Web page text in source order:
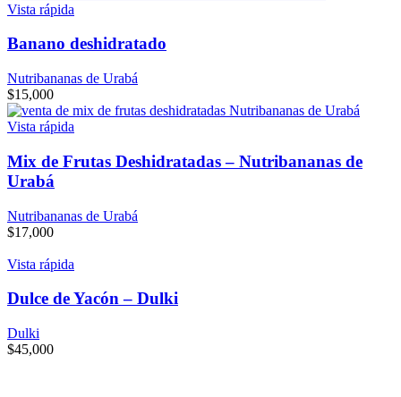
Vista rápida
Banano deshidratado
Nutribananas de Urabá
$15,000
Vista rápida
Mix de Frutas Deshidratadas – Nutribananas de
Urabá
Nutribananas de Urabá
$17,000
Vista rápida
Dulce de Yacón – Dulki
Dulki
$45,000